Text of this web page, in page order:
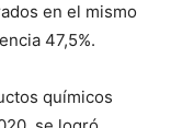
en el mismo
47,5%.
químicos